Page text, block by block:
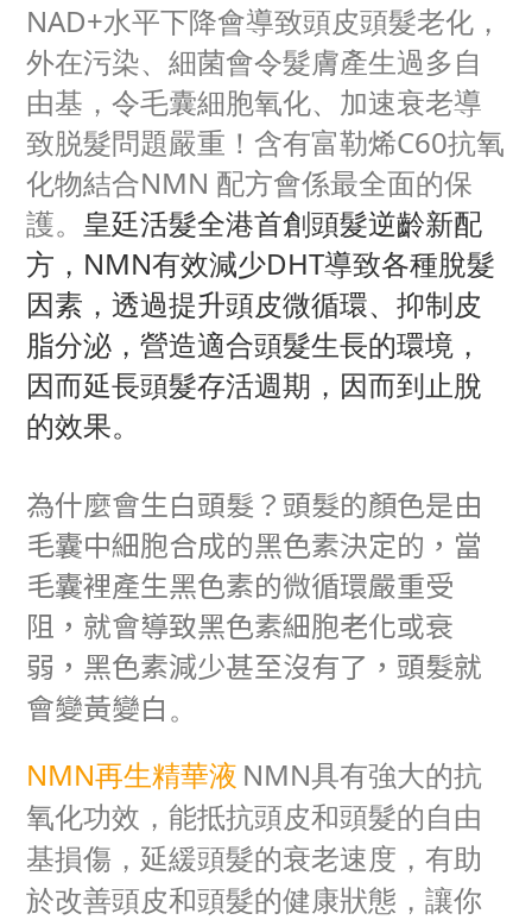
NAD+水平下降會導致頭皮頭髮老化，
外在污染、細菌會令髮膚產生過多自
由基，令毛囊細胞氧化、加速衰老導
致脱髮問題嚴重！含有富勒烯C60抗氧
化物結合NMN 配方會係最全面的保
護。 皇廷活髮全港首創頭髮逆齡新配
方，NMN有效減少DHT導致各種脫髮
因素，透過提升頭皮微循環、抑制皮
脂分泌，營造適合頭髮生長的環境，
因而延長頭髮存活週期，因而到止脫
的效果。
為什麼會生白頭髮？ 頭髮的顏色是由
毛囊中細胞合成的黑色素決定的，當
毛囊裡產生黑色素的微循環嚴重受
阻，就會導致黑色素細胞老化或衰
弱，黑色素減少甚至沒有了，頭髮就
會變黃變白 。
NMN再生精華液 NMN具有強大的抗
氧化功效 ， 能抵抗頭皮和頭髮的自由
基損傷 ， 延緩頭髮的衰老速度 ， 有助
於改善頭皮和頭髮的健康狀態 ， 讓你